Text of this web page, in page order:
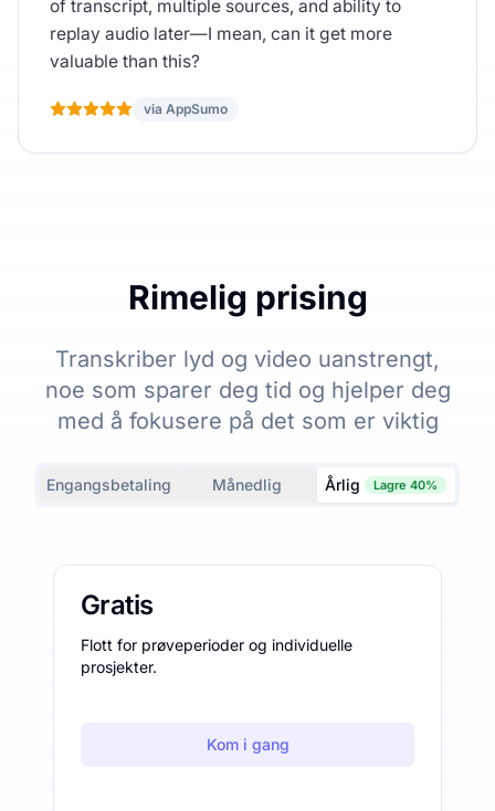
of transcript, multiple sources, and ability to
replay audio later—I mean, can it get more
valuable than this?
via AppSumo
Rimelig prising
Transkriber lyd og video uanstrengt,
noe som sparer deg tid og hjelper deg
med å fokusere på det som er viktig
Engangsbetaling Månedlig Årlig Lagre 40%
Gratis
Flott for prøveperioder og individuelle
prosjekter.
Kom i gang